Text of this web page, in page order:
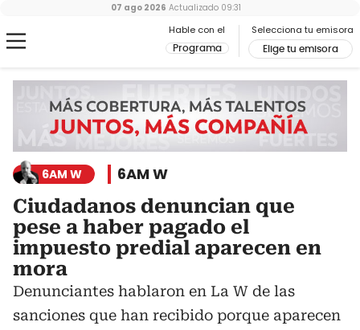
Hable con el
Programa
Selecciona tu emisora
Elige tu emisora
07 ago 2026 Actualizado 09:31
6AM W 6AM W
Ciudadanos denuncian que
pese a haber pagado el
impuesto predial aparecen en
mora
Denunciantes hablaron en La W de las
sanciones que han recibido porque aparecen